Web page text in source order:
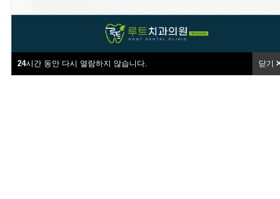
24시간 동안 다시 열람하지 않습니다. 닫기